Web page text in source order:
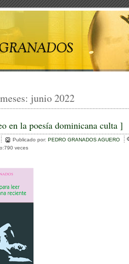
junio 2022
en la poesía dominicana culta ]
Publicado por: PEDRO GRANADOS AGUERO
veces